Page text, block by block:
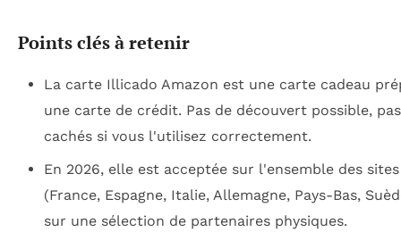
Points clés à retenir
La carte Illicado Amazon est une carte cadeau
une carte de crédit. Pas de découvert possible,
cachés si vous l'utilisez correctement.
En 2026, elle est acceptée sur l'ensemble des
(France, Espagne, Italie, Allemagne, Pays-Bas,
sur une sélection de partenaires physiques.